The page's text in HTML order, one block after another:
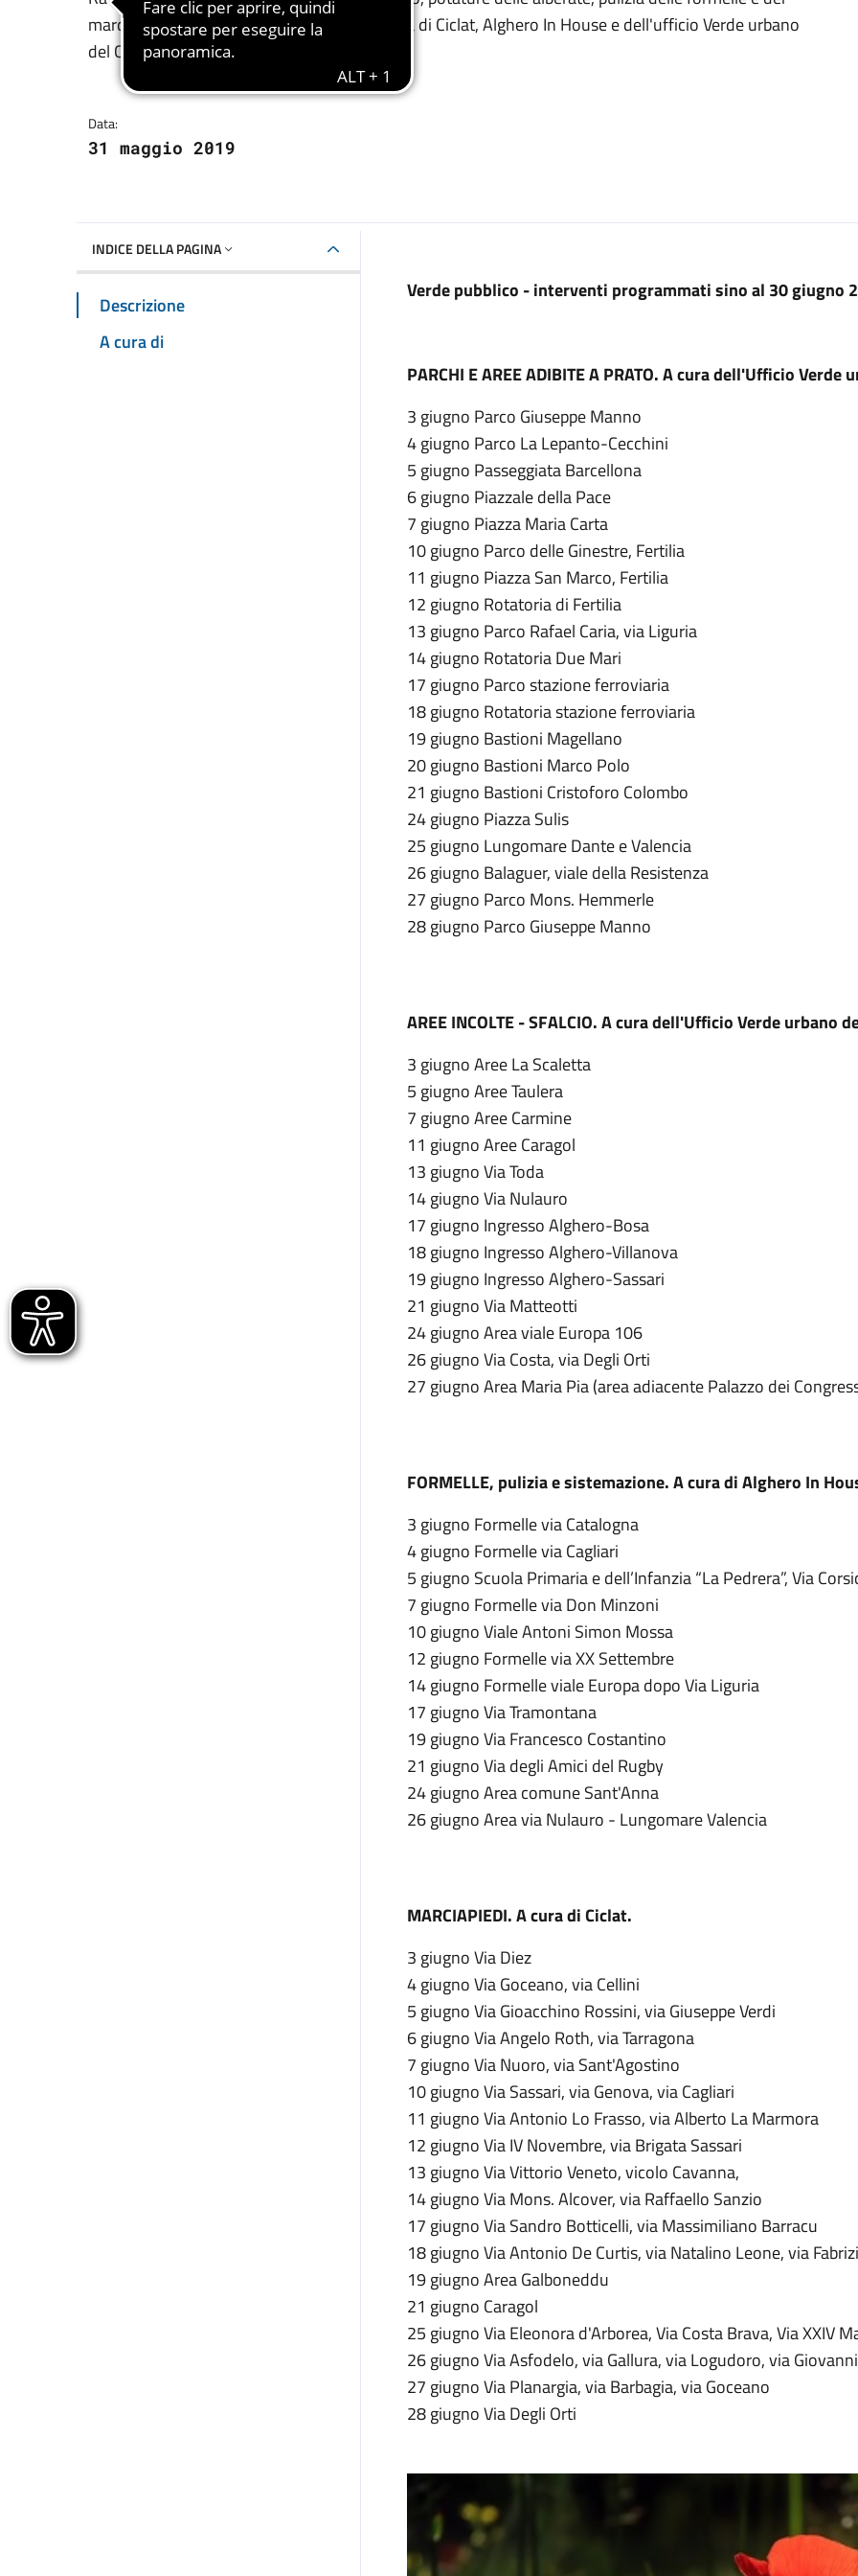
marciapiedi: programmati gli interventi a cura di Ciclat, Alghero In House e dell'ufficio Verde urbano
del Comune fino al 30 giugno
Data:
31 maggio 2019
INDICE DELLA PAGINA
Descrizione
A cura di
Verde pubblico - interventi programmati sino al 30 giugno
PARCHI E AREE ADIBITE A PRATO. A cura dell'Ufficio
3 giugno Parco Giuseppe Manno
4 giugno Parco La Lepanto-Cecchini
5 giugno Passeggiata Barcellona
6 giugno Piazzale della Pace
7 giugno Piazza Maria Carta
10 giugno Parco delle Ginestre, Fertilia
11 giugno Piazza San Marco, Fertilia
12 giugno Rotatoria di Fertilia
13 giugno Parco Rafael Caria, via Liguria
14 giugno Rotatoria Due Mari
17 giugno Parco stazione ferroviaria
18 giugno Rotatoria stazione ferroviaria
19 giugno Bastioni Magellano
20 giugno Bastioni Marco Polo
21 giugno Bastioni Cristoforo Colombo
24 giugno Piazza Sulis
25 giugno Lungomare Dante e Valencia
26 giugno Balaguer, viale della Resistenza
27 giugno Parco Mons. Hemmerle
28 giugno Parco Giuseppe Manno
AREE INCOLTE - SFALCIO. A cura dell'Ufficio Verde urbano
3 giugno Aree La Scaletta
5 giugno Aree Taulera
7 giugno Aree Carmine
11 giugno Aree Caragol
13 giugno Via Toda
14 giugno Via Nulauro
17 giugno Ingresso Alghero-Bosa
18 giugno Ingresso Alghero-Villanova
19 giugno Ingresso Alghero-Sassari
21 giugno Via Matteotti
24 giugno Area viale Europa 106
26 giugno Via Costa, via Degli Orti
27 giugno Area Maria Pia (area adiacente Palazzo dei
FORMELLE, pulizia e sistemazione. A cura di Alghero In
3 giugno Formelle via Catalogna
4 giugno Formelle via Cagliari
5 giugno Scuola Primaria e dell’Infanzia “La Pedrera”, Via
7 giugno Formelle via Don Minzoni
10 giugno Viale Antoni Simon Mossa
12 giugno Formelle via XX Settembre
14 giugno Formelle viale Europa dopo Via Liguria
17 giugno Via Tramontana
19 giugno Via Francesco Costantino
21 giugno Via degli Amici del Rugby
24 giugno Area comune Sant'Anna
26 giugno Area via Nulauro - Lungomare Valencia
MARCIAPIEDI. A cura di Ciclat.
3 giugno Via Diez
4 giugno Via Goceano, via Cellini
5 giugno Via Gioacchino Rossini, via Giuseppe Verdi
6 giugno Via Angelo Roth, via Tarragona
7 giugno Via Nuoro, via Sant'Agostino
10 giugno Via Sassari, via Genova, via Cagliari
11 giugno Via Antonio Lo Frasso, via Alberto La Marmora
12 giugno Via IV Novembre, via Brigata Sassari
13 giugno Via Vittorio Veneto, vicolo Cavanna,
14 giugno Via Mons. Alcover, via Raffaello Sanzio
17 giugno Via Sandro Botticelli, via Massimiliano Barracu
18 giugno Via Antonio De Curtis, via Natalino Leone, via
19 giugno Area Galboneddu
21 giugno Caragol
25 giugno Via Eleonora d'Arborea, Via Costa Brava, Via XXIV
26 giugno Via Asfodelo, via Gallura, via Logudoro, via
27 giugno Via Planargia, via Barbagia, via Goceano
28 giugno Via Degli Orti